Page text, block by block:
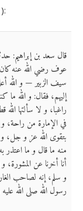
قال سعد بن إبراهيم:
عوف رضي الله عنه
سيف الزبير — و الله
إليهم، فقال: و الله
راغبا، و لا سألتها
في الإمارة من راحة،
بتقوى الله عز و جل،
منه ما قال و ما اعتذر
أنا أخرنا عن المشورة،
و سلم، إنه لصاحب
رسول الله صلى الله